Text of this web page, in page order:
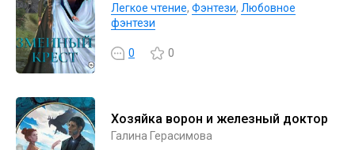
Легкое чтение, Фэнтези, Любовное
фэнтези
0 0
Хозяйка ворон и железный доктор
Галина Герасимова